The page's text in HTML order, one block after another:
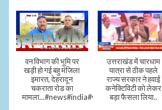
वन विभाग की भूमि पर
खड़ी हो गई बहु मंजिला
इमारत, देहरादून
चकराता रोड का
मामला...#news#india#video
उत्तराखंड में चारधाम
यात्रा से ठीक पहले
राज्य सरकार ने हवाई
कनेक्टिविटी को लेकर
बड़ा फैसला लिया..